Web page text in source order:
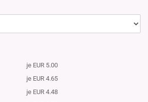
je EUR 5.00
je EUR 4.65
je EUR 4.48